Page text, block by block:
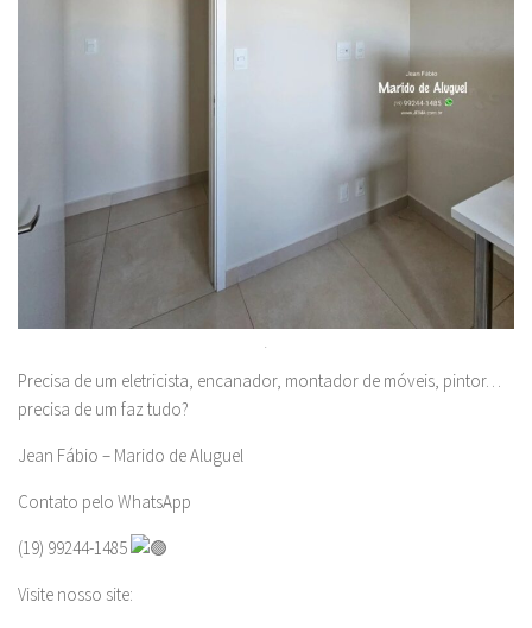
.
Precisa de um eletricista, encanador, montador de móveis, pintor…
precisa de um faz tudo?
Jean Fábio – Marido de Aluguel
Contato pelo WhatsApp
(19) 99244-1485
Visite nosso site: